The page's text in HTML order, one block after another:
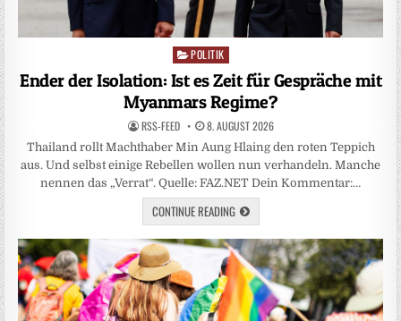
Posted
in
POLITIK
Ender der Isolation: Ist es Zeit für Gespräche mit
Myanmars Regime?
RSS-FEED 8. AUGUST 2026
Thailand rollt Machthaber Min Aung Hlaing den roten Teppich
aus. Und selbst einige Rebellen wollen nun verhandeln. Manche
nennen das „Verrat“. Quelle: FAZ.NET Dein Kommentar:…
CONTINUE READING